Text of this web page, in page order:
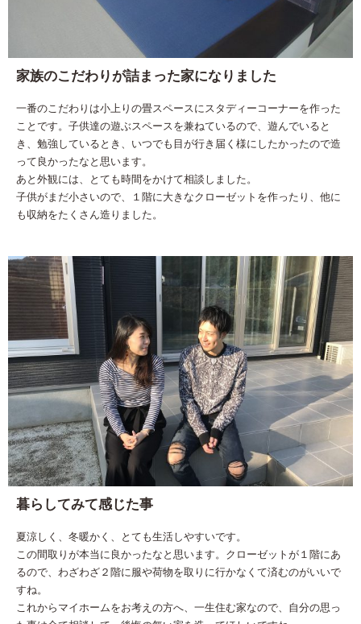
家族のこだわりが詰まった家になりました
一番のこだわりは小上りの畳スペースにスタディーコーナーを作った
ことです。子供達の遊ぶスペースを兼ねているので、遊んでいると
き、勉強しているとき、いつでも目が行き届く様にしたかったので造
って良かったなと思います。
あと外観には、とても時間をかけて相談しました。
子供がまだ小さいので、１階に大きなクローゼットを作ったり、他に
も収納をたくさん造りました。
暮らしてみて感じた事
夏涼しく、冬暖かく、とても生活しやすいです。
この間取りが本当に良かったなと思います。クローゼットが１階にあ
るので、わざわざ２階に服や荷物を取りに行かなくて済むのがいいで
すね。
これからマイホームをお考えの方へ、一生住む家なので、自分の思っ